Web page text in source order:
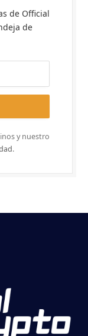
de Official
de
y nuestro
.